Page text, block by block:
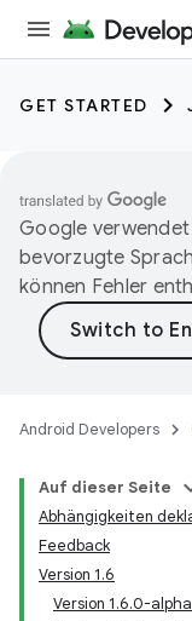
GET STARTED
Google verwendet
bevorzugte
können Fehler
Android Developers
Auf dieser Seite
Abhängigkeiten
Feedback
Version 1.6
Version 1.6.0-